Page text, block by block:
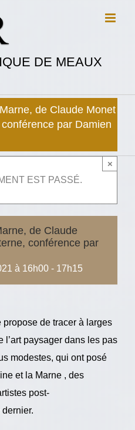
DE MEAUX
de Claude Monet
par Damien
EST PASSÉ.
×
de Claude
conférence par
à 16h00 - 17h15
de tracer à larges
l’art paysager dans les pas
modestes, qui ont posé
et la Marne , des
post-